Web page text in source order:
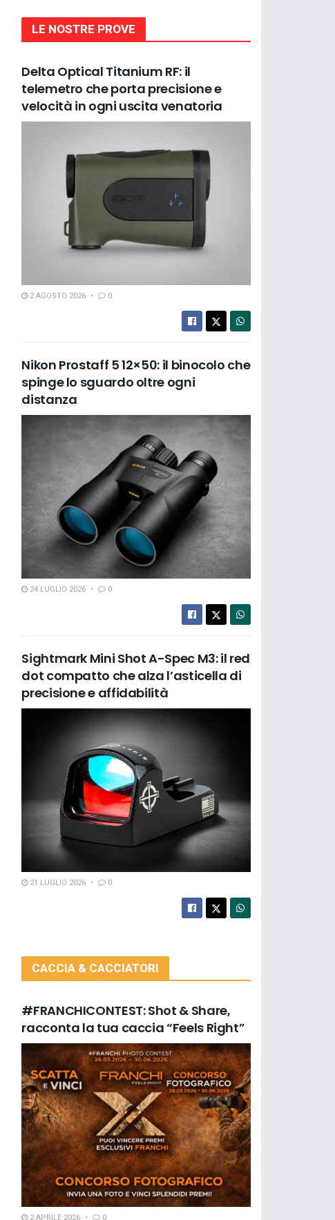
LE NOSTRE PROVE
Delta Optical Titanium RF: il
telemetro che porta precisione e
velocità in ogni uscita venatoria
2 AGOSTO 2026 0
Nikon Prostaff 5 12×50: il binocolo che
spinge lo sguardo oltre ogni
distanza
24 LUGLIO 2026 0
Sightmark Mini Shot A-Spec M3: il red
dot compatto che alza l’asticella di
precisione e affidabilità
21 LUGLIO 2026 0
CACCIA & CACCIATORI
#FRANCHICONTEST: Shot & Share,
racconta la tua caccia “Feels Right”
2 APRILE 2026 0